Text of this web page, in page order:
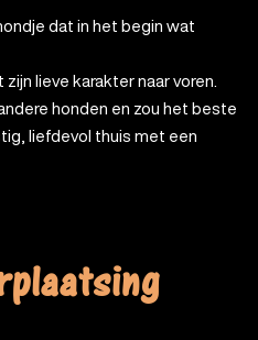
lieve karakter naar voren.
honden en zou het beste
liefdevol thuis met een